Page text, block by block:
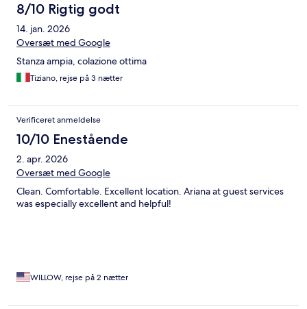
8/10 Rigtig godt
14. jan. 2026
Oversæt med Google
Stanza ampia, colazione ottima
Tiziano, rejse på 3 nætter
Verificeret anmeldelse
10/10 Enestående
2. apr. 2026
Oversæt med Google
Clean. Comfortable. Excellent location. Ariana at guest services
was especially excellent and helpful!
WILLOW, rejse på 2 nætter